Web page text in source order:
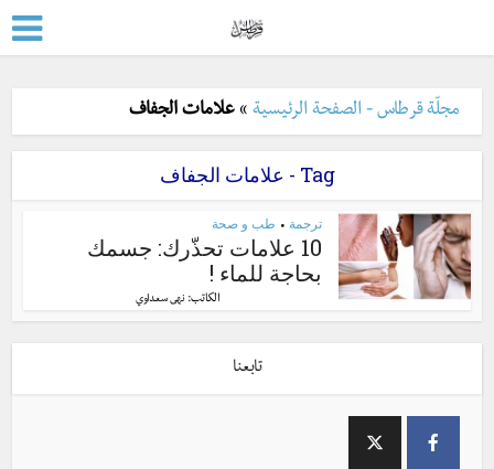
مجلّة قرطاس - الصفحة الرئيسية »علامات الجفاف
Tag - علامات الجفاف
ترجمة • طب و صحة
10 علامات تحذّرك: جسمك
بحاجة للماء !
الكاتب: نهى سعداوي
تابعنا